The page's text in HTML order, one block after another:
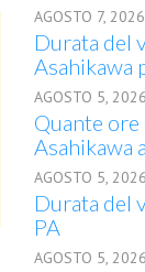
AGOSTO 7, 2026
Durata del
Asahikawa
AGOSTO 5, 2026
Quante
Asahikawa
AGOSTO 5, 2026
Durata del
PA
AGOSTO 5, 2026